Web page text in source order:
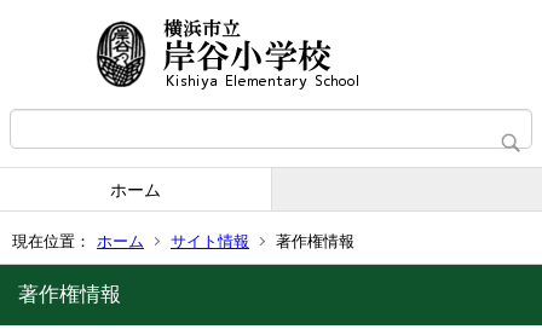
ホーム
現在位置： ホーム サイト情報 著作権情報
著作権情報